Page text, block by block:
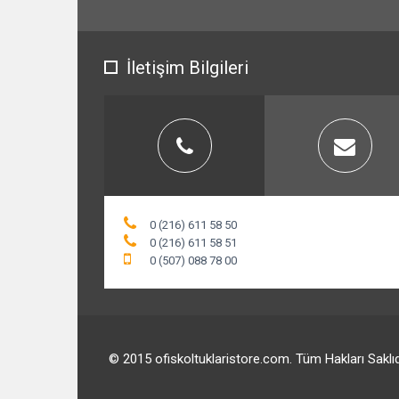
İletişim Bilgileri
0 (216) 611 58 50
0 (216) 611 58 51
0 (507) 088 78 00
© 2015 ofiskoltuklaristore.com. Tüm Hakları